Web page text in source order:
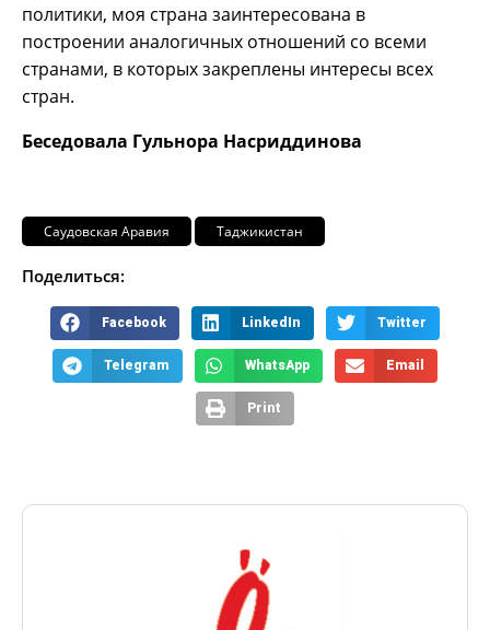
политики, моя страна заинтересована в
построении аналогичных отношений со всеми
странами, в которых закреплены интересы всех
стран.
Беседовала Гульнора Насриддинова
Саудовская Аравия Таджикистан
Поделиться:
Facebook LinkedIn Twitter
Telegram WhatsApp Email
Print